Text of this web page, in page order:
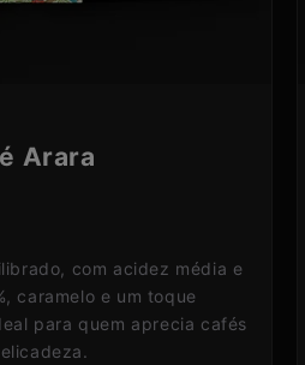
Arara
com acidez média e
caramelo e um toque
para quem aprecia cafés